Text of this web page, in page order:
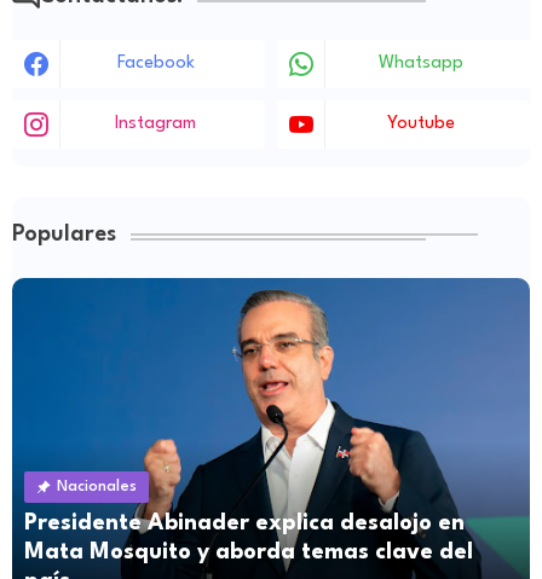
Facebook Whatsapp
Instagram Youtube
Populares
Nacionales
Presidente Abinader explica desalojo en
Mata Mosquito y aborda temas clave del